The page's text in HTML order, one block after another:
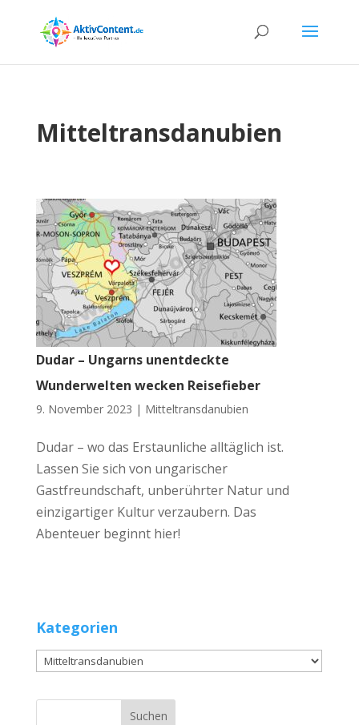
Mitteltransdanubien
Dudar – Ungarns unentdeckte
Wunderwelten wecken Reisefieber
9. November 2023 | Mitteltransdanubien
Dudar – wo das Erstaunliche alltäglich ist.
Lassen Sie sich von ungarischer
Gastfreundschaft, unberührter Natur und
einzigartiger Kultur verzaubern. Das
Abenteuer beginnt hier!
Kategorien
Kategorien